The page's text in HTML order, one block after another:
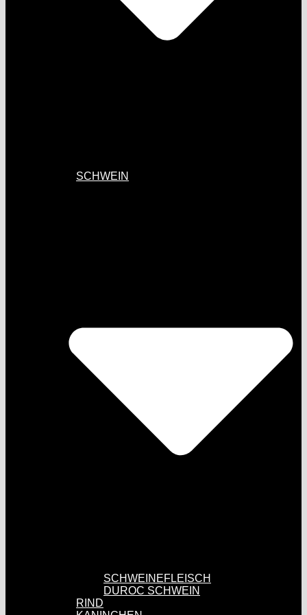
SCHWEIN
SCHWEINEFLEISCH
DUROC SCHWEIN
RIND